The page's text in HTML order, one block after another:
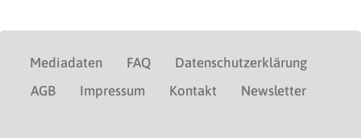
Mediadaten FAQ
Datenschutzerklärung
AGB
Impressum Kontakt Newsletter